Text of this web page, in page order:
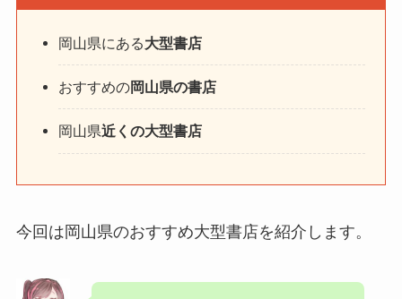
岡山県にある大型書店
おすすめの岡山県の書店
岡山県近くの大型書店
今回は岡山県のおすすめ大型書店を紹介します。